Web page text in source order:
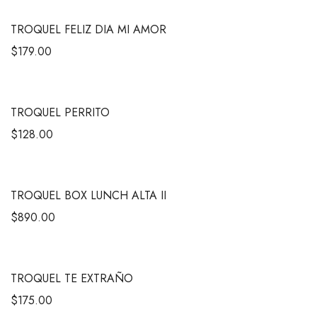
TROQUEL FELIZ DIA MI AMOR
$179.00
TROQUEL PERRITO
$128.00
TROQUEL BOX LUNCH ALTA II
$890.00
TROQUEL TE EXTRAÑO
$175.00